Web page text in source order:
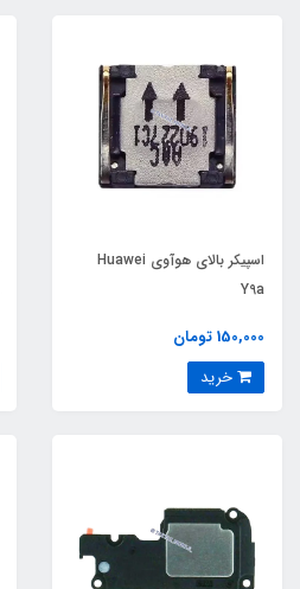
اسپیکر بالای هوآوی Huawei
Y9a
150,000 تومان